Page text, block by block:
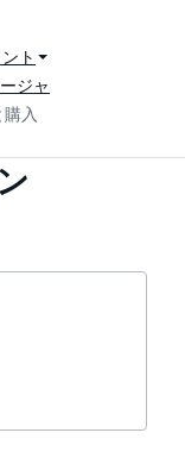
ト
ジャ
入